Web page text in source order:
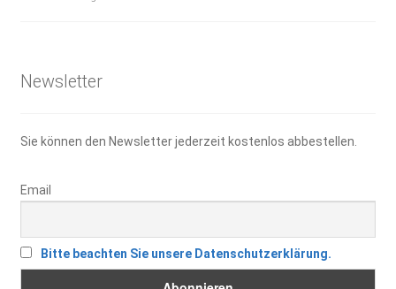
Newsletter
Sie können den Newsletter jederzeit kostenlos abbestellen.
Email
Bitte beachten Sie unsere Datenschutzerklärung.